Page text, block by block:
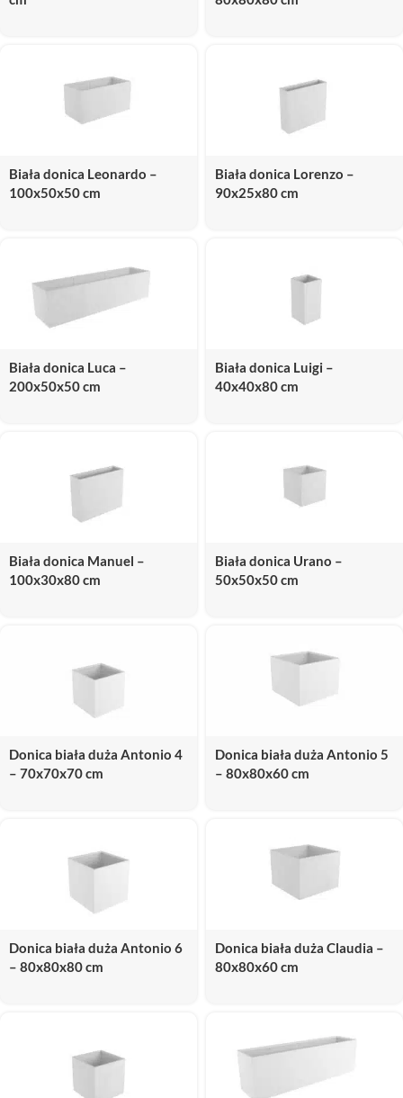
Biała donica Leonardo –
100x50x50 cm
Biała donica Lorenzo –
90x25x80 cm
Biała donica Luca –
200x50x50 cm
Biała donica Luigi –
40x40x80 cm
Biała donica Manuel –
100x30x80 cm
Biała donica Urano –
50x50x50 cm
Donica biała duża Antonio 4
– 70x70x70 cm
Donica biała duża Antonio 5
– 80x80x60 cm
Donica biała duża Antonio 6
– 80x80x80 cm
Donica biała duża Claudia –
80x80x60 cm